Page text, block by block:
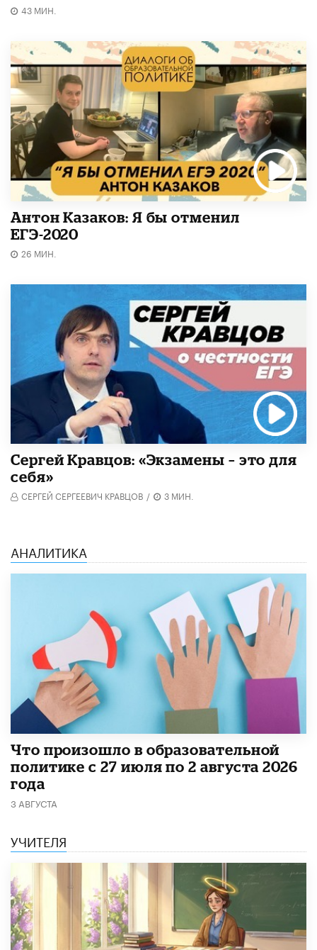
43 МИН.
Антон Казаков: Я бы отменил
ЕГЭ-2020
26 МИН.
Сергей Кравцов: «Экзамены – это для
себя»
СЕРГЕЙ СЕРГЕЕВИЧ КРАВЦОВ / 3 МИН.
АНАЛИТИКА
​Что произошло в образовательной
политике с 27 июля по 2 августа 2026
года
3 АВГУСТА
УЧИТЕЛЯ